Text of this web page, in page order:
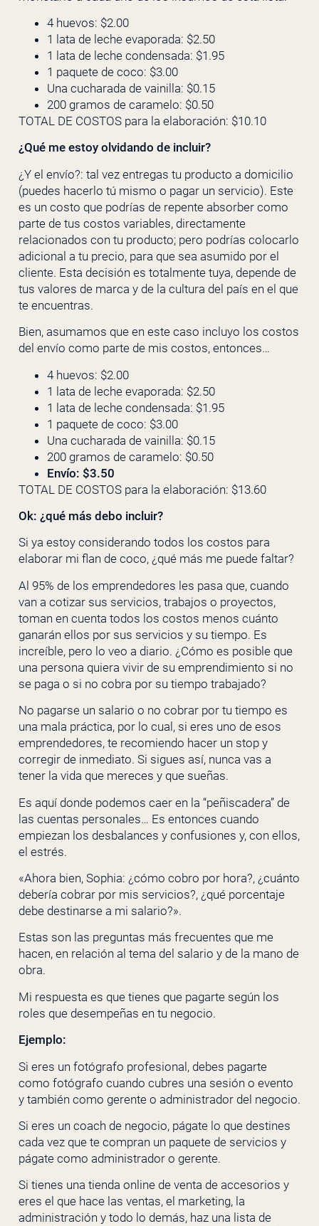
4 huevos: $2.00
1 lata de leche evaporada: $2.50
1 lata de leche condensada: $1.95
1 paquete de coco: $3.00
Una cucharada de vainilla: $0.15
200 gramos de caramelo: $0.50
TOTAL DE COSTOS para la elaboración: $10.10
¿Qué me estoy olvidando de incluir?
¿Y el envío?: tal vez entregas tu producto a domicilio
(puedes hacerlo tú mismo o pagar un servicio). Este
es un costo que podrías de repente absorber como
parte de tus costos variables, directamente
relacionados con tu producto; pero podrías colocarlo
adicional a tu precio, para que sea asumido por el
cliente. Esta decisión es totalmente tuya, depende de
tus valores de marca y de la cultura del país en el que
te encuentras.
Bien, asumamos que en este caso incluyo los costos
del envío como parte de mis costos, entonces…
4 huevos: $2.00
1 lata de leche evaporada: $2.50
1 lata de leche condensada: $1.95
1 paquete de coco: $3.00
Una cucharada de vainilla: $0.15
200 gramos de caramelo: $0.50
Envío: $3.50
TOTAL DE COSTOS para la elaboración: $13.60
Ok: ¿qué más debo incluir?
Si ya estoy considerando todos los costos para
elaborar mi flan de coco, ¿qué más me puede faltar?
Al 95% de los emprendedores les pasa que, cuando
van a cotizar sus servicios, trabajos o proyectos,
toman en cuenta todos los costos menos cuánto
ganarán ellos por sus servicios y su tiempo. Es
increíble, pero lo veo a diario. ¿Cómo es posible que
una persona quiera vivir de su emprendimiento si no
se paga o si no cobra por su tiempo trabajado?
No pagarse un salario o no cobrar por tu tiempo es
una mala práctica, por lo cual, si eres uno de esos
emprendedores, te recomiendo hacer un stop y
corregir de inmediato. Si sigues así, nunca vas a
tener la vida que mereces y que sueñas.
Es aquí donde podemos caer en la “peñiscadera” de
las cuentas personales… Es entonces cuando
empiezan los desbalances y confusiones y, con ellos,
el estrés.
«Ahora bien, Sophia: ¿cómo cobro por hora?, ¿cuánto
debería cobrar por mis servicios?, ¿qué porcentaje
debe destinarse a mi salario?».
Estas son las preguntas más frecuentes que me
hacen, en relación al tema del salario y de la mano de
obra.
Mi respuesta es que tienes que pagarte según los
roles que desempeñas en tu negocio.
Ejemplo:
Si eres un fotógrafo profesional, debes pagarte
como fotógrafo cuando cubres una sesión o evento
y también como gerente o administrador del negocio.
Si eres un coach de negocio, págate lo que destines
cada vez que te compran un paquete de servicios y
págate como administrador o gerente.
Si tienes una tienda online de venta de accesorios y
eres el que hace las ventas, el marketing, la
administración y todo lo demás, haz una lista de